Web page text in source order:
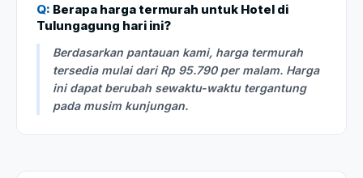
Q: Berapa harga termurah untuk Hotel di
Tulungagung hari ini?
Berdasarkan pantauan kami, harga termurah
tersedia mulai dari Rp 95.790 per malam. Harga
ini dapat berubah sewaktu-waktu tergantung
pada musim kunjungan.